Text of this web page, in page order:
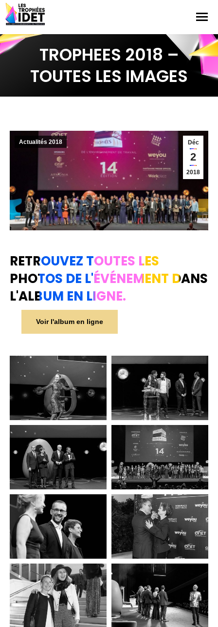
TROPHEES 2018 –
TOUTES LES IMAGES
Déc
2
2018
Actualités 2018
RETROUVEZ TOUTES LES
PHOTOS DE L'ÉVÉNEMENT DANS
L'ALBUM EN LIGNE.
Voir l'album en ligne